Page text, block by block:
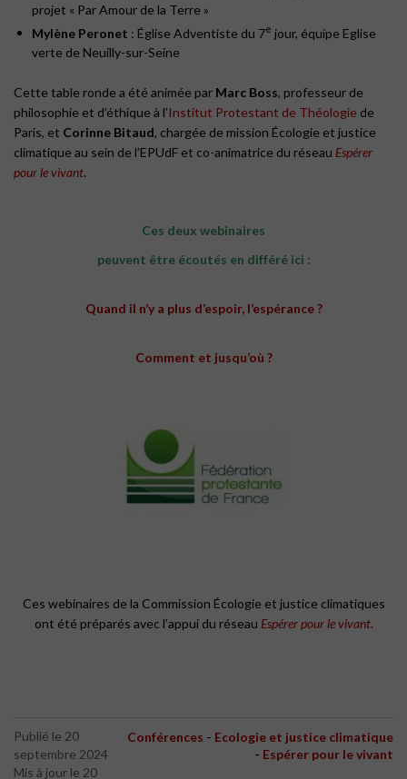
projet « Par Amour de la Terre »
Mylène Peronet : Église Adventiste du 7e jour, équipe Eglise
verte de Neuilly-sur-Seine
Cette table ronde a été animée par Marc Boss, professeur de
philosophie et d’éthique à l’Institut Protestant de Théologie de
Paris, et Corinne Bitaud, chargée de mission Écologie et justice
climatique au sein de l’EPUdF et co-animatrice du réseau Espérer
pour le vivant.
Ces deux webinaires
peuvent être écoutés en différé ici :
Quand il n’y a plus d’espoir, l’espérance ?
Comment et jusqu’où ?
Ces webinaires de la Commission Écologie et justice climatiques
ont été préparés avec l’appui du réseau Espérer pour le vivant.
Publié le 20
septembre 2024
Mis à jour le 20
Conférences - Ecologie et justice climatique
- Espérer pour le vivant